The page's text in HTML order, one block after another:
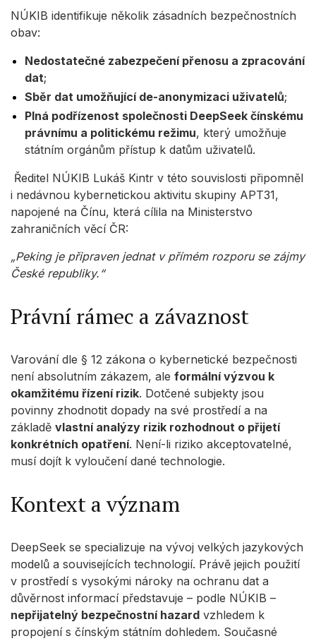
NÚKIB identifikuje několik zásadních bezpečnostních
obav:
Nedostatečné zabezpečení přenosu a zpracování
dat;
Sběr dat umožňující de-anonymizaci uživatelů;
Plná podřízenost společnosti DeepSeek čínskému
právnímu a politickému režimu, který umožňuje
státním orgánům přístup k datům uživatelů.
Ředitel NÚKIB Lukáš Kintr v této souvislosti připomněl
i nedávnou kybernetickou aktivitu skupiny APT31,
napojené na Čínu, která cílila na Ministerstvo
zahraničních věcí ČR:
„Peking je připraven jednat v přímém rozporu se zájmy
České republiky.“
Právní rámec a závaznost
Varování dle § 12 zákona o kybernetické bezpečnosti
není absolutním zákazem, ale formální výzvou k
okamžitému řízení rizik. Dotčené subjekty jsou
povinny zhodnotit dopady na své prostředí a na
základě vlastní analýzy rizik rozhodnout o přijetí
konkrétních opatření. Není-li riziko akceptovatelné,
musí dojít k vyloučení dané technologie.
Kontext a význam
DeepSeek se specializuje na vývoj velkých jazykových
modelů a souvisejících technologií. Právě jejich použití
v prostředí s vysokými nároky na ochranu dat a
důvěrnost informací představuje – podle NÚKIB –
nepřijatelný bezpečnostní hazard vzhledem k
propojení s čínským státním dohledem. Současné